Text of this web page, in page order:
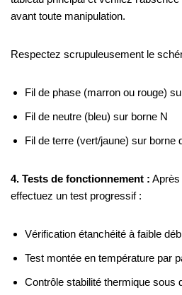
avant toute manipulation.
Respectez scrupuleusement le
Fil de phase (marron ou rouge)
Fil de neutre (bleu) sur borne N
Fil de terre (vert/jaune) sur borne
4. Tests de fonctionnement : Après
effectuez un test progressif :
Vérification étanchéité à faible
Test montée en température par
Contrôle stabilité thermique sous